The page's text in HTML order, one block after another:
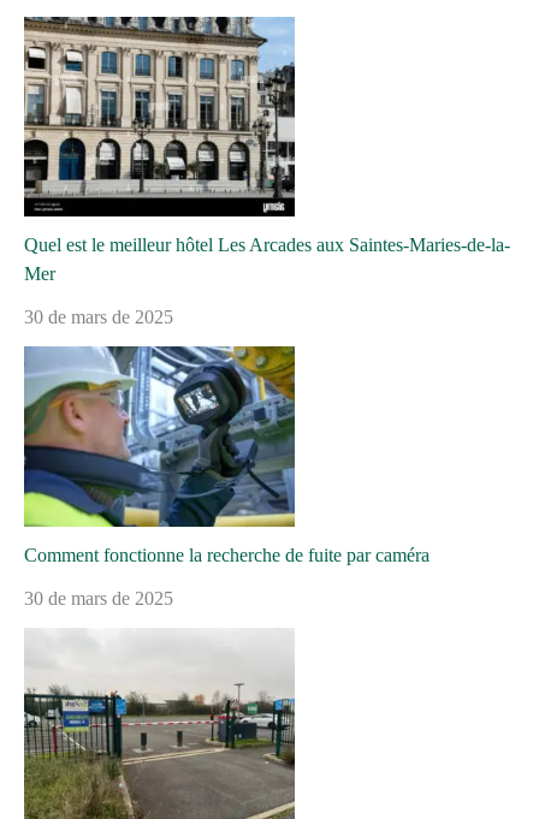
Quel est le meilleur hôtel Les Arcades aux Saintes-Maries-de-la-
Mer
30 de mars de 2025
Comment fonctionne la recherche de fuite par caméra
30 de mars de 2025